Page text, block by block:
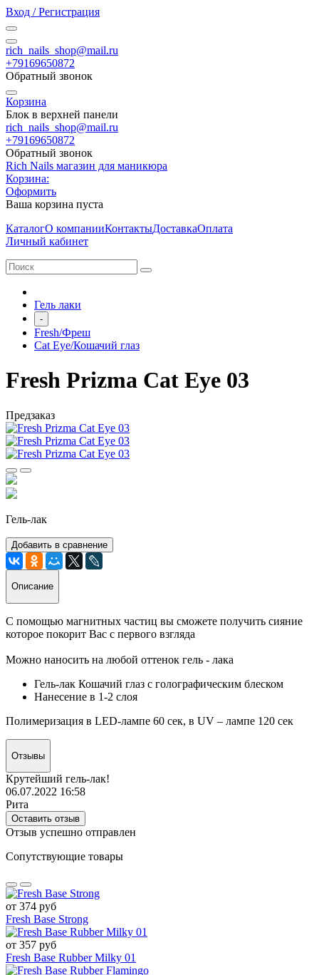
Вход / Регистрация
rich_nails_shop@mail.ru
+79169650872
Обратный звонок
Корзина
Блок в верхней панели
rich_nails_shop@mail.ru
+79169650872
Обратный звонок
Rich Nails магазин для маникюра
Корзина:
Оформить
Ваша корзина пуста
КаталогО компанииКонтактыДоставкаОплата
Личный кабинет
Гель лаки
-
Fresh/Фреш
Cat Eye/Кошачий глаз
Fresh Prizma Cat Eye 03
Предзаказ
Гель-лак
Добавить в сравнение
Описание
С помощью магнитных частиц вы сможете получить сияние
которое покорит Вас с первого взгляда
Можно наносить на любой оттенок гель - лака
Гель-лак Кошачий глаз c голографическим блеском
Нанесение в 1-2 слоя
Полимеризация в LED-лампе 60 сек, в UV – лампе 120 сек
Отзывы
Крутейший гель-лак!
06.07.2022 16:58
Рита
Оставить отзыв
Отзыв успешно отправлен
Сопутствующие товары
от 374 руб
Fresh Base Strong
от 357 руб
Fresh Base Rubber Milky 01